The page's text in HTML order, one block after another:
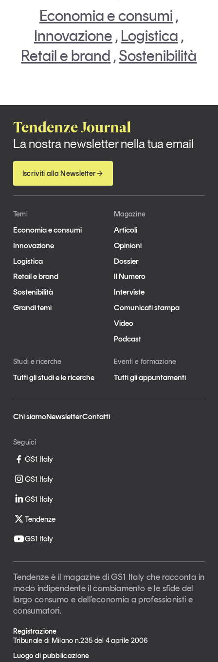
Economia e consumi ,
Innovazione , Logistica ,
Retail e brand ,Sostenibilità
Tendenze Journal
La nostra newsletter nella tua email
Iscriviti alla Newsletter
Temi
Economia e consumi
Innovazione
Logistica
Retail e brand
Sostenibilità
Grandi temi
Magazine
Articoli
Opinioni
Dossier
Il Numero
Interviste
Comunicati stampa
Video
Podcast
Studi e ricerche
Tutti gli studi e le ricerche
Eventi e formazione
Tutti gli appuntamenti
Chi siamoNewsletterContatti
Seguici
GS1 Italy
GS1 Italy
GS1 Italy
Tendenze
GS1 Italy
Tendenze è il magazine di GS1 Italy che racconta in
modo indipendente il cambiamento e le sfide del
largo consumo e dell’economia a professionisti e
consumatori.
Registrazione
Tribunale di Milano n.235 del 4 aprile 2006
Luogo di pubblicazione